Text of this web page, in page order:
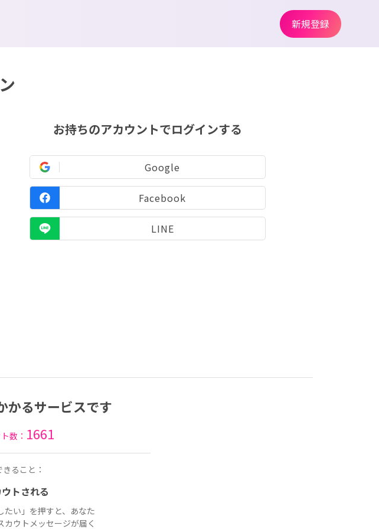
お持ちのアカウントでログインする
Google
Facebook
LINE
かるサービスです
数： 1661
ること：
トされる
たい」を押すと、あなた
ウトメッセージが届く
新規登録